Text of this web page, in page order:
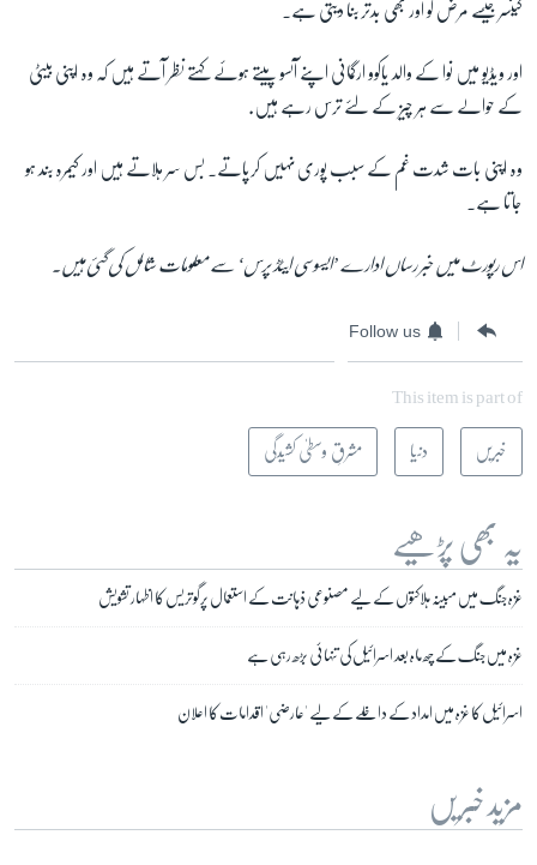
کینسر جیسے مرض کو اور بھی بدتر بنا دیتی ہے۔
اور ویڈیو میں نوا کے والد یاکوو ارگمانی اپنے آنسو پیتے ہوئے کہتے نظر آتے ہیں کہ وہ اپنی بیٹی
کے حوالے سے ہر چیز کے لئے ترس رہے ہیں.
وہ اپنی بات شدت غم کے سبب پوری نہیں کرپاتے۔ بس سر ہلاتے ہیں اور کیمرہ بند ہو
جاتا ہے۔
اس رپورٹ میں خبر رساں ادارے ’ایسوسی ایٹڈ پرس‘ سے معلومات شامل کی گئی ہیں۔
Follow us
This item is part of
خبریں دنیا مشرقِ وسطیٰ کشیدگی
یہ بھی پڑھیے
غزہ جنگ میں مبینہ ہلاکتوں کے لیے مصنوعی ذہانت کے استعمال پرگوتریس کا اظہار تشویش
غزہ میں جنگ کے چھ ماہ بعد اسرائیل کی تنہائی بڑھ رہی ہے
اسرائیل کا غزہ میں امداد کے داخلے کے لیے 'عارضی' اقدامات کا اعلان
مزید خبریں